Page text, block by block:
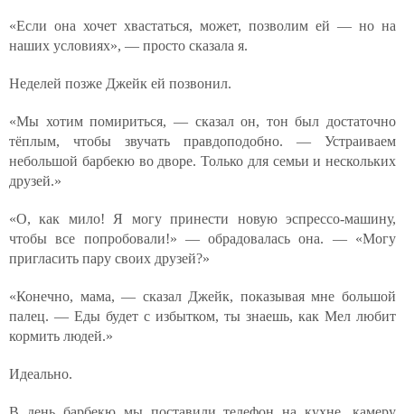
«Если она хочет хвастаться, может, позволим ей — но на
наших условиях», — просто сказала я.
Неделей позже Джейк ей позвонил.
«Мы хотим помириться, — сказал он, тон был достаточно
тёплым, чтобы звучать правдоподобно. — Устраиваем
небольшой барбекю во дворе. Только для семьи и нескольких
друзей.»
«О, как мило! Я могу принести новую эспрессо-машину,
чтобы все попробовали!» — обрадовалась она. — «Могу
пригласить пару своих друзей?»
«Конечно, мама, — сказал Джейк, показывая мне большой
палец. — Еды будет с избытком, ты знаешь, как Мел любит
кормить людей.»
Идеально.